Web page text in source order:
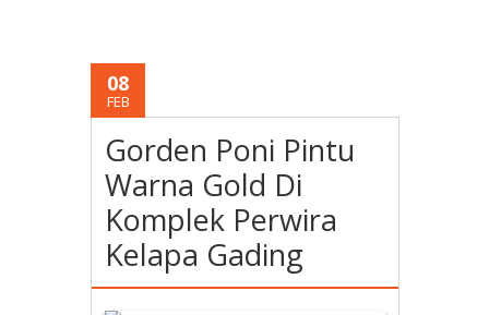
08
FEB
Gorden Poni Pintu
Warna Gold Di
Komplek Perwira
Kelapa Gading